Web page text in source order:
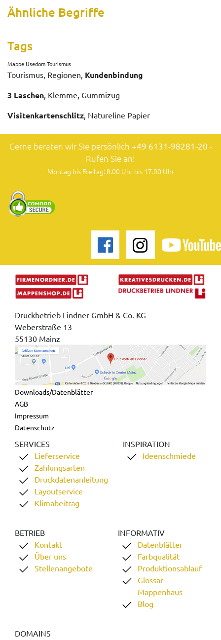
Ähnliche Begriffe
Tags
Mappe Usedom Tourismus
Tourismus, Regionen, Kundenbindung
3 Laschen, Klemme, Gummizug
Visitenkartenschlitz, Natureline Papier
Gerne beraten wir Sie persönlich +49 6131-98281-20 -
Rufen Sie an!
Montag bis Freitag: 8.00 Uhr bis 17.00 Uhr
Druckbetrieb Lindner GmbH & Co. KG
Weberstraße 13
55130 Mainz
Downloads/Datenblätter
AGB
Impressum
Datenschutz
SERVICES
Lieferservice
Zahlungsarten
Druckdatenanleitung
Layoutservice
Klimabeitrag
INSPIRATION
Ideenschmiede
BETRIEB
Kontakt
Über uns
Stellenangebote
INFORMATIV
Datenblätter
Farbqualität
Produktionsablauf
Glossar
Mappenhaus
Blog
DOMAINS